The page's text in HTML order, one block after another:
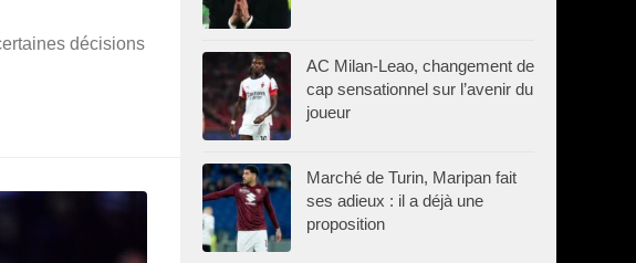
décisions
AC Milan-Leao, changement de
cap sensationnel sur l’avenir du
joueur
Marché de Turin, Maripan fait
ses adieux : il a déjà une
proposition